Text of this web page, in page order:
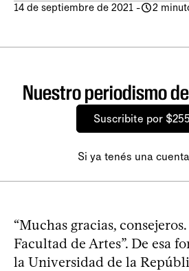
14 de septiembre de 2021 - 2
Nuestro periodismo
Suscribite por
Si ya tenés una cuenta
“Muchas gracias,
Facultad de Artes”. De esa
la Universidad de la